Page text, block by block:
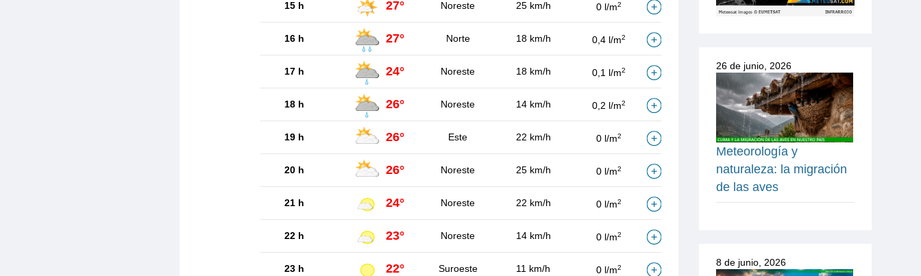
15 h 27° Noreste 25 km/h 0 l/m2
16 h 27° Norte 18 km/h 0,4 l/m2
17 h 24° Noreste 18 km/h 0,1 l/m2
18 h 26° Noreste 14 km/h 0,2 l/m2
19 h 26° Este 22 km/h 0 l/m2
20 h 26° Noreste 25 km/h 0 l/m2
21 h 24° Noreste 22 km/h 0 l/m2
22 h 23° Noreste 14 km/h 0 l/m2
23 h 22° Suroeste 11 km/h 0 l/m2
26 de junio, 2026
Meteorología y
naturaleza: la migración
de las aves
8 de junio, 2026